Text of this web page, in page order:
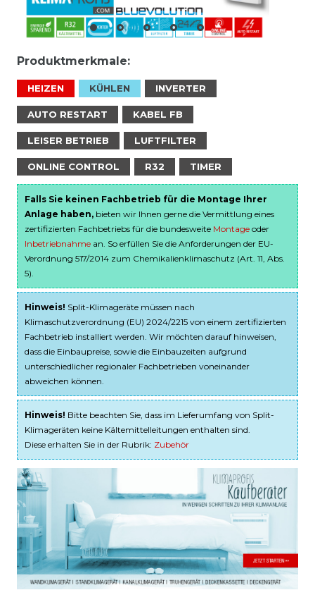
Produktmerkmale:
HEIZEN KÜHLEN INVERTER
AUTO RESTART KABEL FB
LEISER BETRIEB LUFTFILTER
ONLINE CONTROL R32 TIMER
Falls Sie keinen Fachbetrieb für die Montage Ihrer
Anlage haben, bieten wir Ihnen gerne die Vermittlung eines
zertifizierten Fachbetriebs für die bundesweite Montage oder
Inbetriebnahme an. So erfüllen Sie die Anforderungen der EU-
Verordnung 517/2014 zum Chemikalienklimaschutz (Art. 11, Abs.
5).
Hinweis! Split-Klimageräte müssen nach
Klimaschutzverordnung (EU) 2024/2215 von einem zertifizierten
Fachbetrieb installiert werden. Wir möchten darauf hinweisen,
dass die Einbaupreise, sowie die Einbauzeiten aufgrund
unterschiedlicher regionaler Fachbetrieben voneinander
abweichen können.
Hinweis! Bitte beachten Sie, dass im Lieferumfang von Split-
Klimageräten keine Kältemittelleitungen enthalten sind.
Diese erhalten Sie in der Rubrik: Zubehör